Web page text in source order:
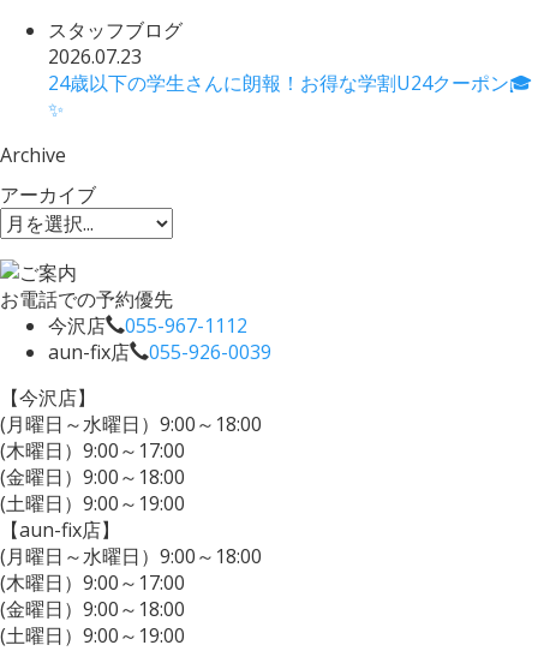
スタッフブログ
2026.07.23
24歳以下の学生さんに朗報！お得な学割U24クーポン🎓
✨
Archive
アーカイブ
お電話での予約優先
今沢店
055-967-1112
aun-fix店
055-926-0039
【今沢店】
(月曜日～水曜日）9:00～18:00
(木曜日）9:00～17:00
(金曜日）9:00～18:00
(土曜日）9:00～19:00
【aun-fix店】
(月曜日～水曜日）9:00～18:00
(木曜日）9:00～17:00
(金曜日）9:00～18:00
(土曜日）9:00～19:00